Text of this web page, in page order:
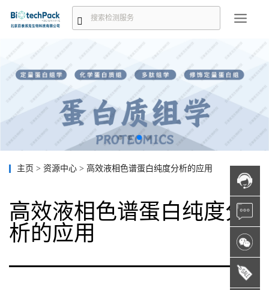
主页 > 资源中心 > 高效液相色谱蛋白纯度分析的应用
高效液相色谱蛋白纯度分
析的应用